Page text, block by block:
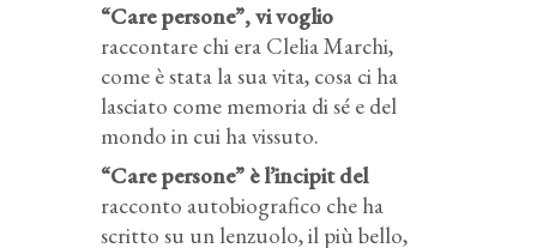
“Care persone”, vi voglio
raccontare chi era Clelia Marchi,
come è stata la sua vita, cosa ci ha
lasciato come memoria di sé e del
mondo in cui ha vissuto.
“Care persone” è l’incipit del
racconto autobiografico che ha
scritto su un lenzuolo, il più bello,